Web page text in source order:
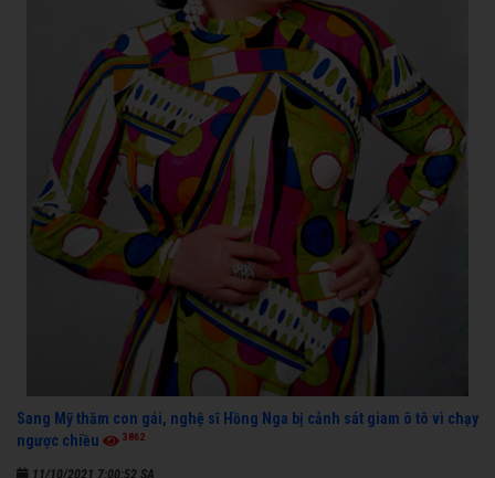
Sang Mỹ thăm con gái, nghệ sĩ Hồng Nga bị cảnh sát giam ô tô vì chạy
ngược chiều
3862